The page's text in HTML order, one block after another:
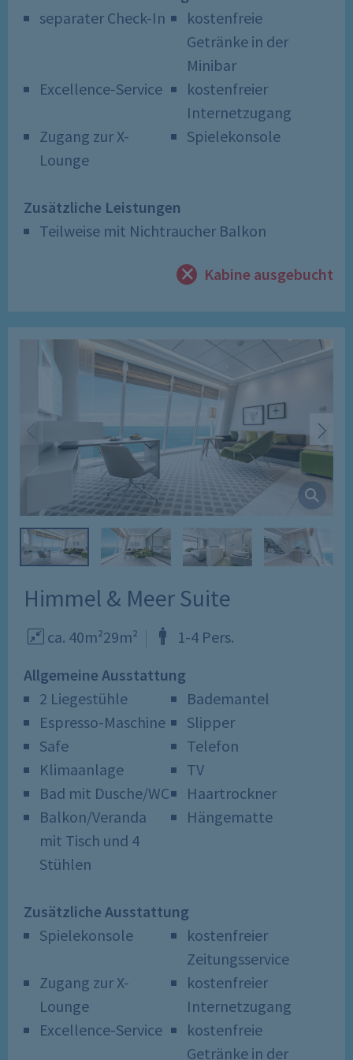
separater Check-In
kostenfreie
Getränke in der
Minibar
Excellence-Service
kostenfreier
Internetzugang
Zugang zur X-
Lounge
Spielekonsole
Zusätzliche Leistungen
Teilweise mit Nichtraucher Balkon
Kabine ausgebucht
Himmel & Meer Suite
ca. 40m²29m² 1-4 Pers.
Allgemeine Ausstattung
2 Liegestühle
Bademantel
Espresso-Maschine
Slipper
Safe
Telefon
Klimaanlage
TV
Bad mit Dusche/WC
Haartrockner
Balkon/Veranda
mit Tisch und 4
Stühlen
Hängematte
Zusätzliche Ausstattung
Spielekonsole
kostenfreier
Zeitungsservice
Zugang zur X-
Lounge
kostenfreier
Internetzugang
Excellence-Service
kostenfreie
Getränke in der